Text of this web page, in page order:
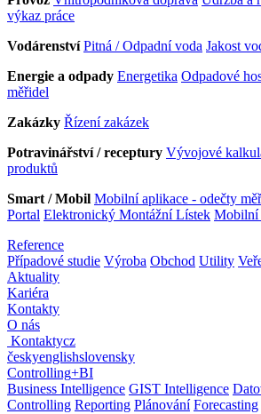
výkaz práce
Vodárenství Pitná / Odpadní voda Jakost
Energie a odpady Energetika Odpadové
měřidel
Zakázky Řízení zakázek
Potravinářství / receptury Vývojové
produktů
Smart / Mobil Mobilní aplikace - odečty
Portal Elektronický Montážní Lístek Mobilní
Reference
Případové studie Výroba Obchod Utility
Aktuality
Kariéra
Kontakty
O nás
Kontaktycz
českyenglishslovensky
Controlling+BI
Business Intelligence GIST Intelligence
Controlling Reporting Plánování Forecasting